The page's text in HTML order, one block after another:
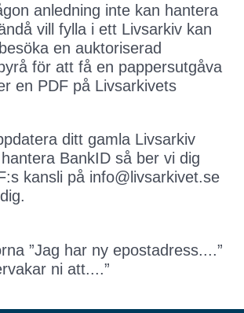
anledning inte kan hantera
vill fylla i ett Livsarkiv kan
en auktoriserad
för att få en pappersutgåva
en PDF på Livsarkivets
ditt gamla Livsarkiv
BankID så ber vi dig
kansli på info@livsarkivet.se
”Jag har ny epostadress....”
ni att....”